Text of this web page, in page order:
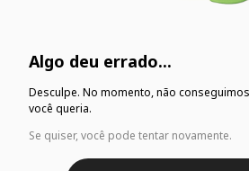
Algo deu errado...
Desculpe. No momento, não
você queria.
Se quiser, você pode tentar novamente.